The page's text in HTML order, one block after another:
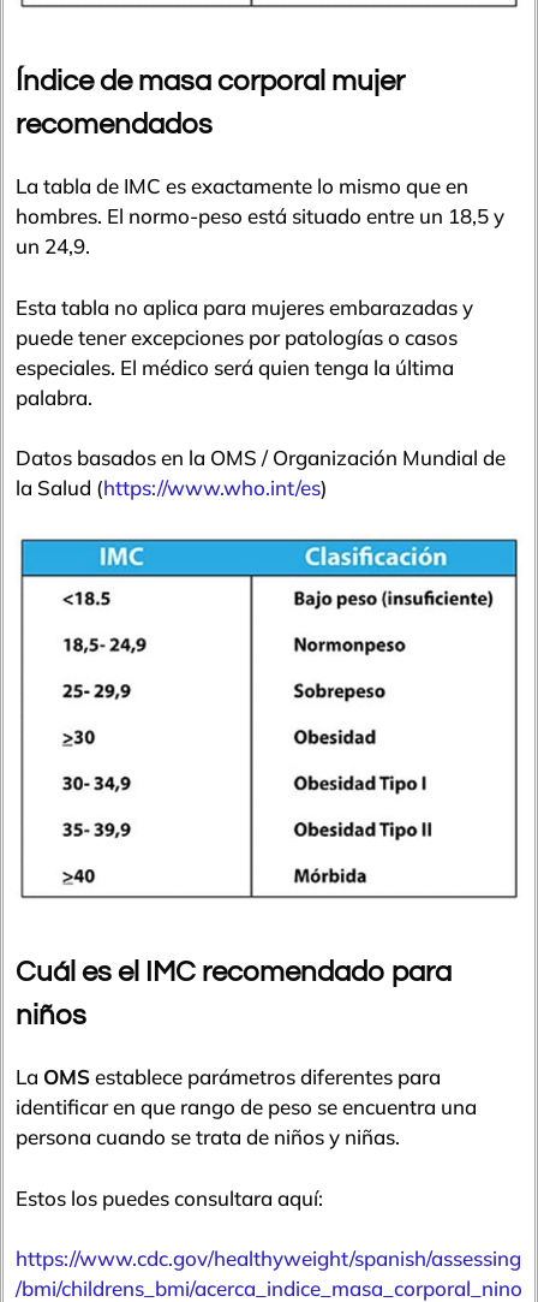
Índice de masa corporal mujer
recomendados
La tabla de IMC es exactamente lo mismo que en
hombres. El normo-peso está situado entre un 18,5 y
un 24,9.
Esta tabla no aplica para mujeres embarazadas y
puede tener excepciones por patologías o casos
especiales. El médico será quien tenga la última
palabra.
Datos basados en la OMS / Organización Mundial de
la Salud (https://www.who.int/es)
Cuál es el IMC recomendado para
niños
La OMSestablece parámetros diferentes para
identificar en que rango de peso se encuentra una
persona cuando se trata de niños y niñas.
Estos los puedes consultara aquí:
https://www.cdc.gov/healthyweight/spanish/assessing
/bmi/childrens_bmi/acerca_indice_masa_corporal_nino